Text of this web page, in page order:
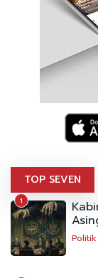
TOP SEVEN
1
Politik